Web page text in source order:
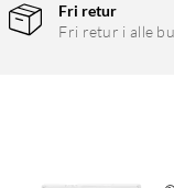
Fri retur
Fri retur i alle